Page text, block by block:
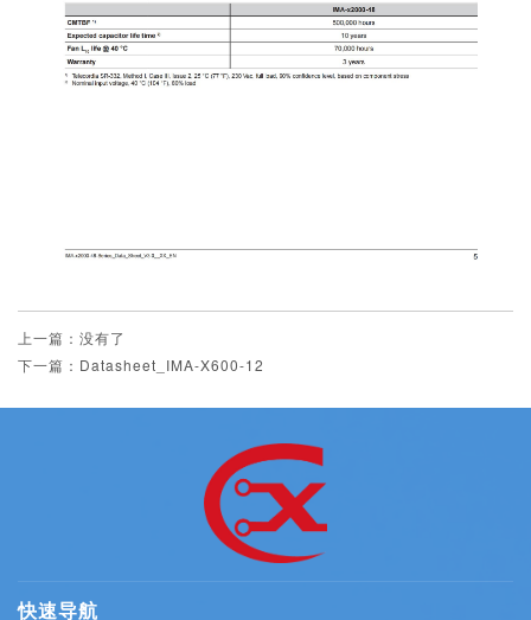
上一篇：没有了
下一篇：Datasheet_IMA-X600-12
快速导航